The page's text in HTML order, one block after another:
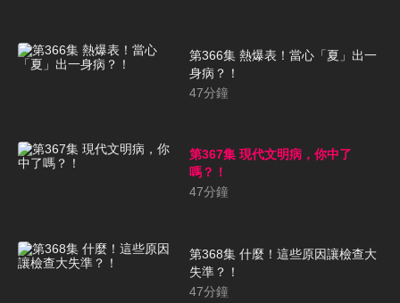
第366集 熱爆表！當心「夏」出一
身病？！
47分鐘
第367集 現代文明病，你中了
嗎？！
47分鐘
第368集 什麼！這些原因讓檢查大
失準？！
47分鐘